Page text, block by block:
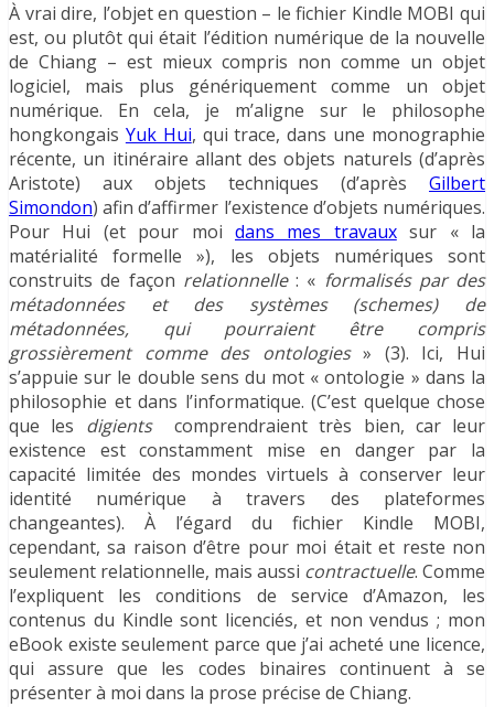
À vrai dire, l’objet en question – le fichier Kindle MOBI qui
est, ou plutôt qui était l’édition numérique de la nouvelle
de Chiang – est mieux compris non comme un objet
logiciel, mais plus génériquement comme un objet
numérique. En cela, je m’aligne sur le philosophe
hongkongais Yuk Hui, qui trace, dans une monographie
récente, un itinéraire allant des objets naturels (d’après
Aristote) aux objets techniques (d’après Gilbert
Simondon) afin d’affirmer l’existence d’objets numériques.
Pour Hui (et pour moi dans mes travauxsur « la
matérialité formelle »), les objets numériques sont
construits de façon relationnelle: « formalisés par des
métadonnées et des systèmes (schemes) de
métadonnées, qui pourraient être compris
grossièrement comme des ontologies» (3). Ici, Hui
s’appuie sur le double sens du mot « ontologie » dans la
philosophie et dans l’informatique. (C’est quelque chose
que les digientscomprendraient très bien, car leur
existence est constamment mise en danger par la
capacité limitée des mondes virtuels à conserver leur
identité numérique à travers des plateformes
changeantes). À l’égard du fichier Kindle MOBI,
cependant, sa raison d’être pour moi était et reste non
seulement relationnelle, mais aussi contractuelle. Comme
l’expliquent les conditions de service d’Amazon, les
contenus du Kindle sont licenciés, et non vendus ; mon
eBook existe seulement parce que j’ai acheté une licence,
qui assure que les codes binaires continuent à se
présenter à moi dans la prose précise de Chiang.